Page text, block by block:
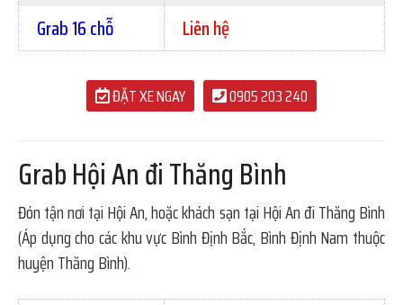
Grab 16 chỗ
Liên hệ
ĐẶT XE NGAY 0905 203 240
Grab Hội An đi Thăng Bình
Đón tận nơi tại Hội An, hoặc khách sạn tại Hội An đi Thăng Bình
(Áp dụng cho các khu vực Bình Định Bắc, Bình Định Nam thuộc
huyện Thăng Bình).